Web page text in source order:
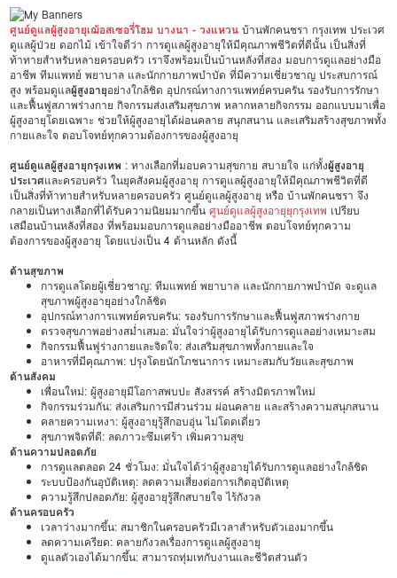
ศูนย์ดูแลผู้สูงอายุเฌ้อสเซอรี่โฮม บางนา - วงแหวนบ้านพักคนชรา กรุงเทพ ประเวศ
ดูแลผู้ป่วย ดอกไม้ เข้าใจดีว่า การดูแลผู้สูงอายุให้มีคุณภาพชีวิตที่ดีนั้น เป็นสิ่งที่
ท้าทายสำหรับหลายครอบครัว เราจึงพร้อมเป็นบ้านหลังที่สอง มอบการดูแลอย่างมือ
อาชีพ ทีมแพทย์ พยาบาล และนักกายภาพบำบัด ที่มีความเชี่ยวชาญ ประสบการณ์
สูง พร้อมดูแลผู้สูงอายุอย่างใกล้ชิด อุปกรณ์ทางการแพทย์ครบครัน รองรับการรักษา
และฟื้นฟูสภาพร่างกาย กิจกรรมส่งเสริมสุขภาพ หลากหลายกิจกรรม ออกแบบมาเพื่อ
ผู้สูงอายุโดยเฉพาะ ช่วยให้ผู้สูงอายุได้ผ่อนคลาย สนุกสนาน และเสริมสร้างสุขภาพทั้ง
กายและใจ ตอบโจทย์ทุกความต้องการของผู้สูงอายุ
ศูนย์ดูแลผู้สูงอายุกรุงเทพ : ทางเลือกที่มอบความสุขกาย สบายใจ แก่ทั้งผู้สูงอายุ
ประเวศและครอบครัว ในยุคสังคมผู้สูงอายุ การดูแลผู้สูงอายุให้มีคุณภาพชีวิตที่ดี
เป็นสิ่งที่ท้าทายสำหรับหลายครอบครัว ศูนย์ดูแลผู้สูงอายุ หรือ บ้านพักคนชรา จึง
กลายเป็นทางเลือกที่ได้รับความนิยมมากขึ้นศูนย์ดูแลผู้สูงอายุยุกรุงเทพ เปรียบ
เสมือนบ้านหลังที่สอง ที่พร้อมมอบการดูแลอย่างมืออาชีพ ตอบโจทย์ทุกความ
ต้องการของผู้สูงอายุ โดยแบ่งเป็น 4 ด้านหลัก ดังนี้
ด้านสุขภาพ
การดูแลโดยผู้เชี่ยวชาญ: ทีมแพทย์ พยาบาล และนักกายภาพบำบัด จะดูแล
สุขภาพผู้สูงอายุอย่างใกล้ชิด
อุปกรณ์ทางการแพทย์ครบครัน: รองรับการรักษาและฟื้นฟูสภาพร่างกาย
ตรวจสุขภาพอย่างสม่ำเสมอ: มั่นใจว่าผู้สูงอายุได้รับการดูแลอย่างเหมาะสม
กิจกรรมฟื้นฟูร่างกายและจิตใจ: ส่งเสริมสุขภาพทั้งกายและใจ
อาหารที่มีคุณภาพ: ปรุงโดยนักโภชนาการ เหมาะสมกับวัยและสุขภาพ
ด้านสังคม
เพื่อนใหม่: ผู้สูงอายุมีโอกาสพบปะ สังสรรค์ สร้างมิตรภาพใหม่
กิจกรรมร่วมกัน: ส่งเสริมการมีส่วนร่วม ผ่อนคลาย และสร้างความสนุกสนาน
คลายความเหงา: ผู้สูงอายุรู้สึกอบอุ่น ไม่โดดเดี่ยว
สุขภาพจิตที่ดี: ลดภาวะซึมเศร้า เพิ่มความสุข
ด้านความปลอดภัย
การดูแลตลอด 24 ชั่วโมง: มั่นใจได้ว่าผู้สูงอายุได้รับการดูแลอย่างใกล้ชิด
ระบบป้องกันอุบัติเหตุ: ลดความเสี่ยงต่อการเกิดอุบัติเหตุ
ความรู้สึกปลอดภัย: ผู้สูงอายุรู้สึกสบายใจ ไร้กังวล
ด้านครอบครัว
เวลาว่างมากขึ้น: สมาชิกในครอบครัวมีเวลาสำหรับตัวเองมากขึ้น
ลดความเครียด: คลายกังวลเรื่องการดูแลผู้สูงอายุ
ดูแลตัวเองได้มากขึ้น: สามารถทุ่มเทกับงานและชีวิตส่วนตัว